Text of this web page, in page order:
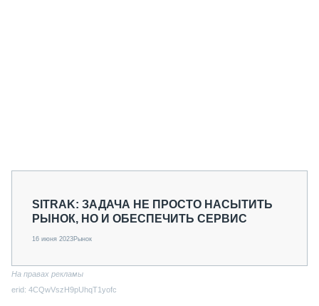
SITRAK: ЗАДАЧА НЕ ПРОСТО НАСЫТИТЬ
РЫНОК, НО И ОБЕСПЕЧИТЬ СЕРВИС
16 июня 2023Рынок
На правах рекламы
erid: 4CQwVszH9pUhqT1yofc